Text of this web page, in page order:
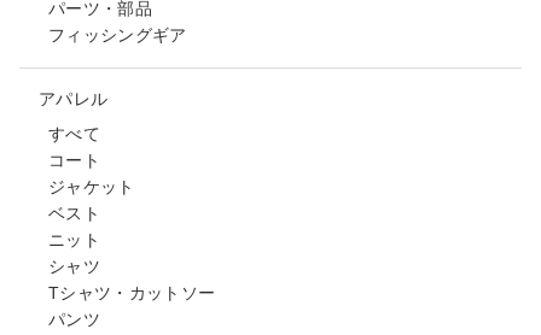
パーツ・部品
フィッシングギア
アパレル
すべて
コート
ジャケット
ベスト
ニット
シャツ
Tシャツ・カットソー
パンツ